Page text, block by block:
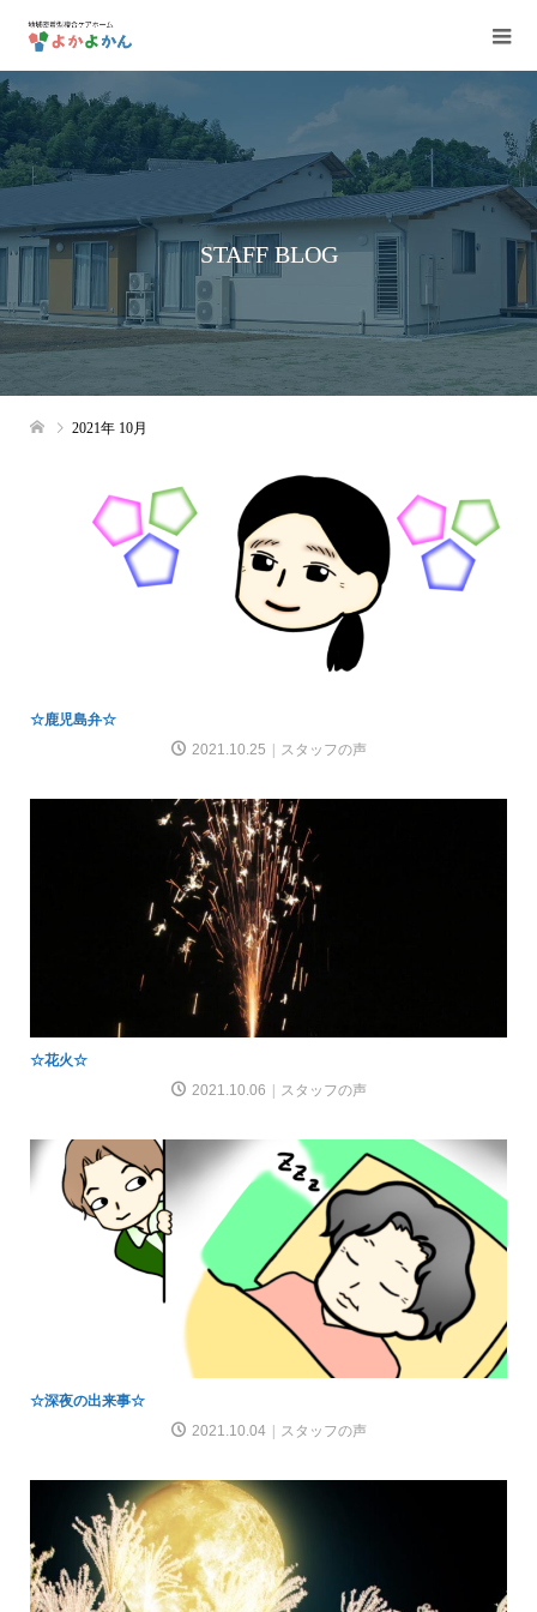
STAFF BLOG
2021年 10月
☆鹿児島弁☆
2021.10.25
スタッフの声
☆花火☆
2021.10.06
スタッフの声
☆深夜の出来事☆
2021.10.04
スタッフの声